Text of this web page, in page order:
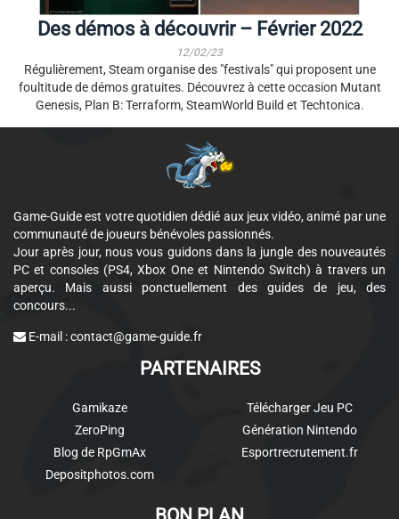
Des démos à découvrir – Février 2022
12/02/23
Régulièrement, Steam organise des "festivals" qui proposent une
foultitude de démos gratuites. Découvrez à cette occasion Mutant
Genesis, Plan B: Terraform, SteamWorld Build et Techtonica.
Game-Guide est votre quotidien dédié aux jeux vidéo, animé par une
communauté de joueurs bénévoles passionnés.
Jour après jour, nous vous guidons dans la jungle des nouveautés
PC et consoles (PS4, Xbox One et Nintendo Switch) à travers un
aperçu. Mais aussi ponctuellement des guides de jeu, des
concours...
E-mail :contact@game-guide.fr
PARTENAIRES
Gamikaze
ZeroPing
Blog de RpGmAx
Depositphotos.com
Télécharger Jeu PC
Génération Nintendo
Esportrecrutement.fr